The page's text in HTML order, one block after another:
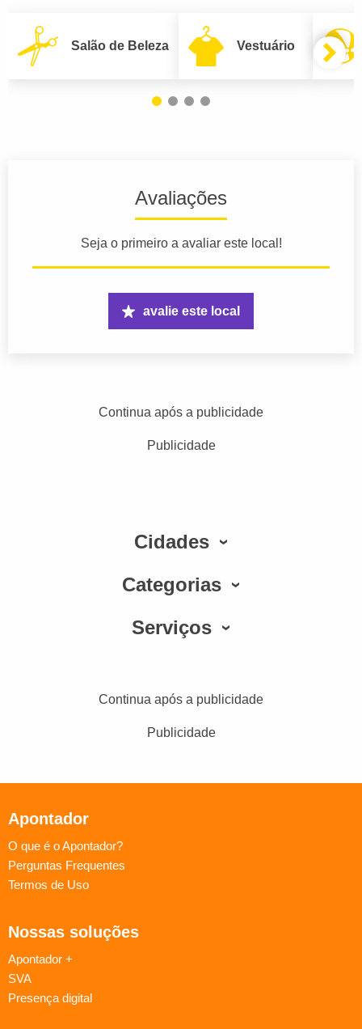
Salão de Beleza Vestuário
Avaliações
Seja o primeiro a avaliar este local!
avalie este local
Continua após a publicidade
Publicidade
Cidades
Categorias
Serviços
Continua após a publicidade
Publicidade
Apontador
O que é o Apontador?
Perguntas Frequentes
Termos de Uso
Nossas soluções
Apontador +
SVA
Presença digital